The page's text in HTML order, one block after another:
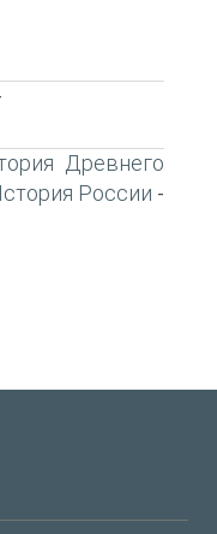
Древнего
России -